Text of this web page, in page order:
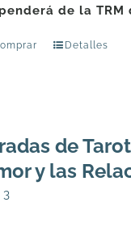
de la TRM
Detalles
de
y las
3